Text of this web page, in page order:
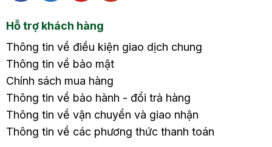
Hỗ trợ khách hàng
Thông tin về điều kiện giao dịch chung
Thông tin về bảo mật
Chính sách mua hàng
Thông tin về bảo hành - đổi trả hàng
Thông tin về vận chuyển và giao nhận
Thông tin về các phương thức thanh toán